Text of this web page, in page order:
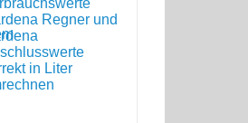
Regner und
in Liter